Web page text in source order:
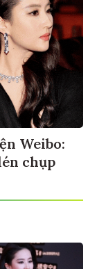
Weibo:
chụp